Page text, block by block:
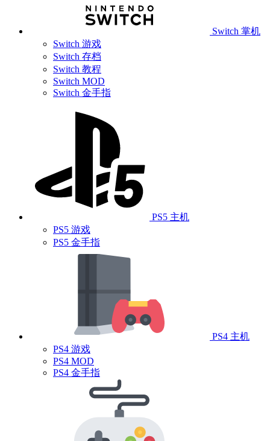
Switch 掌机
Switch 游戏
Switch 存档
Switch 教程
Switch MOD
Switch 金手指
PS5 主机
PS5 游戏
PS5 金手指
PS4 主机
PS4 游戏
PS4 MOD
PS4 金手指